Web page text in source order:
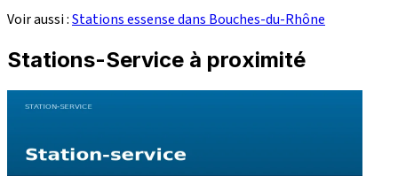
Voir aussi :Stations essense dans Bouches-du-Rhône
Stations-Service à proximité